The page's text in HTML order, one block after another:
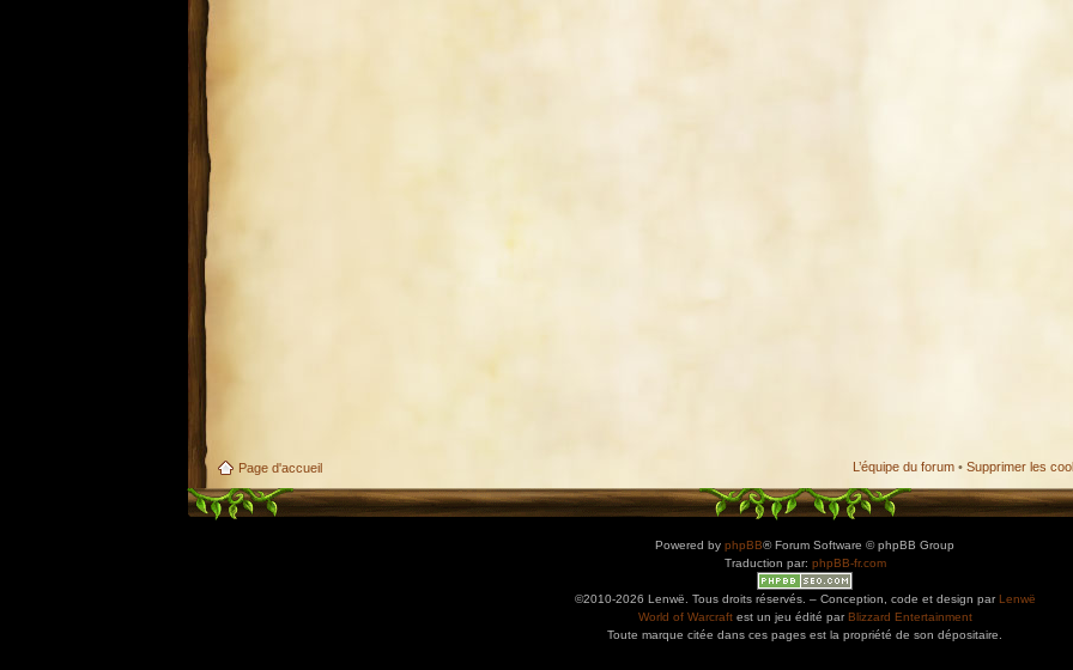
Page d'accueil L’équipe du forum • Supprimer les
Powered by phpBB® Forum Software © phpBB Group
Traduction par: phpBB-fr.com
©2010-2026 Lenwë. Tous droits réservés. – Conception, code et design par Lenwë
World of Warcraftest un jeu édité par Blizzard Entertainment
Toute marque citée dans ces pages est la propriété de son dépositaire.